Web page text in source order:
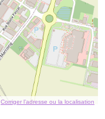
Corriger l’adresse ou la localisation